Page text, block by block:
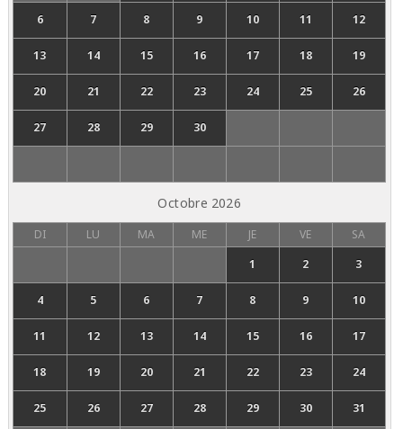
6 7 8 9 10 11 12
13 14 15 16 17 18 19
20 21 22 23 24 25 26
27 28 29 30
Octobre 2026
DI LU MA ME JE VE
SA
1
2 3
4 5 6 7 8 9 10
11 12 13 14 15 16 17
18 19 20 21 22 23 24
25 26 27 28 29 30 31